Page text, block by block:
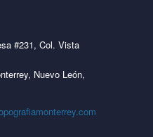
#231, Col. Vista
Nuevo León,